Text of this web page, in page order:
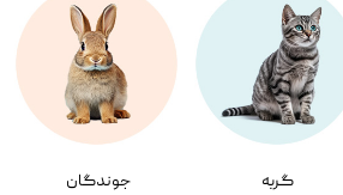
گربه جوندگان